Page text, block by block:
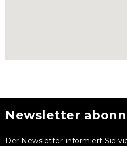
Newsletter
Der Newsletter informiert Sie